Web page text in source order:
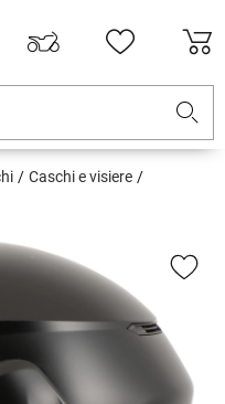
Caschi e visiere